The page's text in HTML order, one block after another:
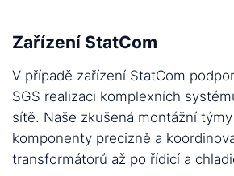
Zařízení StatCom
V případě zařízení StatCom
SGS realizaci komplexních
sítě. Naše zkušená montážní
komponenty precizně a
transformátorů až po řídicí a